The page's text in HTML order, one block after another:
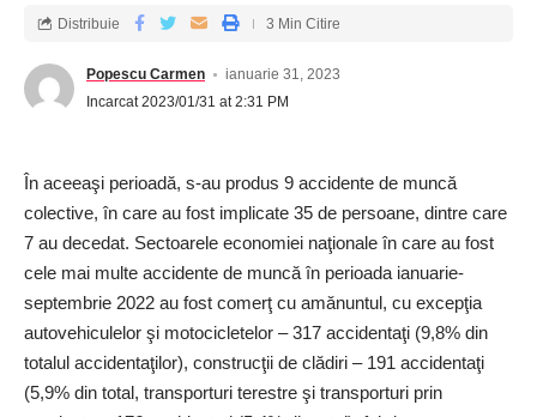
Popescu Carmen
ianuarie 31, 2023
Incarcat 2023/01/31 at 2:31 PM
Distribuie 3 Min Citire
În aceeaşi perioadă, s-au produs 9 accidente de muncă
colective, în care au fost implicate 35 de persoane, dintre care
7 au decedat. Sectoarele economiei naţionale în care au fost
cele mai multe accidente de muncă în perioada ianua­rie-
septembrie 2022 au fost comerţ cu amănuntul, cu excepţia
autovehiculelor şi motocicletelor – 317 accidentaţi (9,8% din
totalul accidentaţilor), construcţii de clădiri – 191 accidentaţi
(5,9% din total, transporturi terestre şi transporturi prin